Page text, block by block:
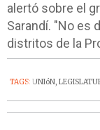
alertó sobre el
Sarandí. "No es
distritos de la
‹
TAGS: UNIóN,